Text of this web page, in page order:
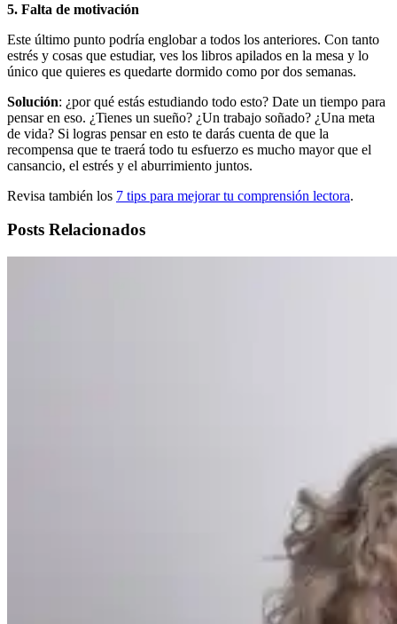
5. Falta de motivación
Este último punto podría englobar a todos los anteriores. Con tanto
estrés y cosas que estudiar, ves los libros apilados en la mesa y lo
único que quieres es quedarte dormido como por dos semanas.
Solución: ¿por qué estás estudiando todo esto? Date un tiempo para
pensar en eso. ¿Tienes un sueño? ¿Un trabajo soñado? ¿Una meta
de vida? Si logras pensar en esto te darás cuenta de que la
recompensa que te traerá todo tu esfuerzo es mucho mayor que el
cansancio, el estrés y el aburrimiento juntos.
Revisa también los 7 tips para mejorar tu comprensión lectora.
Posts Relacionados